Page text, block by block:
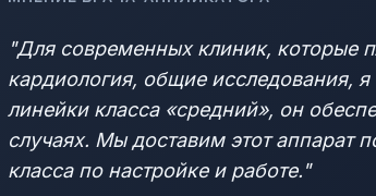
"Для современных клиник, которые
кардиология, общие исследования,
линейки класса «средний», он
случаях. Мы доставим этот аппарат
класса по настройке и работе."